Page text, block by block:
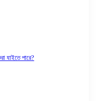
যাইতে পারে?